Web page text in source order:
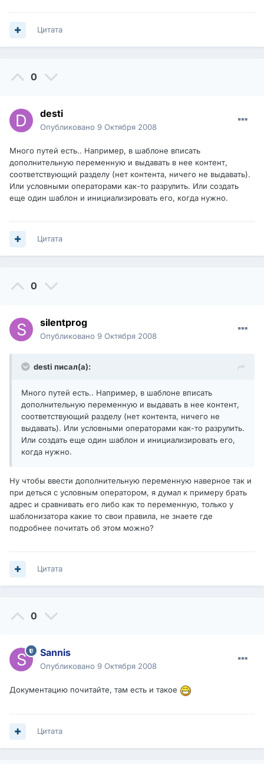
Цитата
0
desti
Опубликовано 9 Октября 2008
Много путей есть.. Например, в шаблоне вписать
дополнительную переменную и выдавать в нее контент,
соответствующий разделу (нет контента, ничего не выдавать).
Или условными операторами как-то разрулить. Или создать
еще один шаблон и инициализировать его, когда нужно.
Цитата
0
silentprog
Опубликовано 9 Октября 2008
desti писал(а):
Много путей есть.. Например, в шаблоне вписать
дополнительную переменную и выдавать в нее контент,
соответствующий разделу (нет контента, ничего не
выдавать). Или условными операторами как-то разрулить.
Или создать еще один шаблон и инициализировать его,
когда нужно.
Ну чтобы ввести дополнительную переменную наверное так и
при деться с условным оператором, я думал к примеру брать
адрес и сравнивать его либо как то переменную, только у
шаблонизатора какие то свои правила, не знаете где
подробнее почитать об этом можно?
Цитата
0
Sannis
Опубликовано 9 Октября 2008
Документацию почитайте, там есть и такое
Цитата